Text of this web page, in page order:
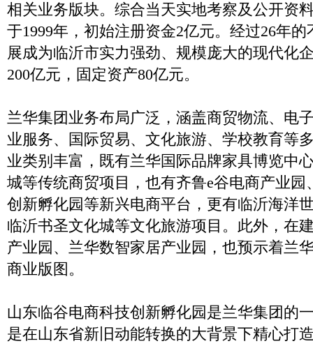
相关业务版块。综合当天实地考察及公开资
于1999年，初始注册资金2亿元。经过26年
展成为临沂市实力强劲、规模庞大的现代化
200亿元，固定资产80亿元。
兰华集团业务布局广泛，涵盖商贸物流、电
业服务、国际贸易、文化旅游、学校教育等
业类别丰富，既有兰华国际品牌家具博览中
城等传统商贸项目，也有齐鲁e谷电商产业园
创新孵化园等新兴电商平台，更有临沂海洋
临沂书圣文化城等文化旅游项目。此外，在
产业园、兰华数智家居产业园，也预示着兰
商业版图。
山东临谷电商科技创新孵化园是兰华集团的
是在山东省新旧动能转换的大背景下精心打